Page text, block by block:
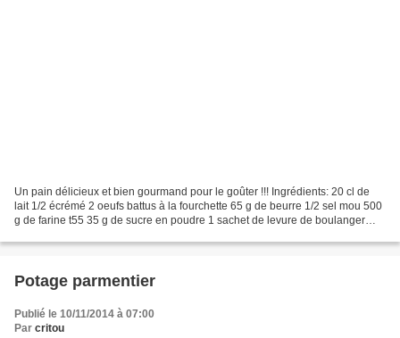
Un pain délicieux et bien gourmand pour le goûter !!! Ingrédients: 20 cl de
lait 1/2 écrémé 2 oeufs battus à la fourchette 65 g de beurre 1/2 sel mou 500
g de farine t55 35 g de sucre en poudre 1 sachet de levure de boulanger
Potage parmentier
Publié le 10/11/2014 à 07:00
Par critou